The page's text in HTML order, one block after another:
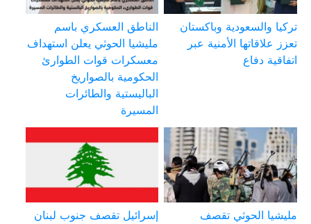
تركيا والسعودية وباكستان
تعزز علاقاتها الأمنية عبر
اتفاقية دفاع
الناطق العسكري باسم
مليشيا الحوثي يعلن استهداف
معسكرات قوات الطوارئ
الحكومية بالصواريخ
الباليستية والطائرات
المسيرة
مليشيا الحوثي تقصف
إسرائيل تقصف جنوب لبنان